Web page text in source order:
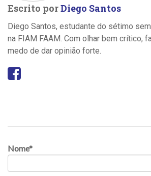
Escrito porDiego Santos
Diego Santos, estudante do sétimo
na FIAM FAAM. Com olhar bem crítico,
medo de dar opinião forte.
Nome*